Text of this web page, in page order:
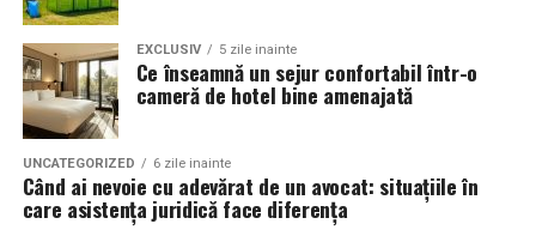
Pe lângă accesul gratuit la sălile de curs și atelierele de
practică, beneficiarii primesc pachete logistice și
alimentare săptămânale. Această abordare asigură
condițiile necesare pentru ca fiecare participant să se
concentreze exclusiv pe învățare și pe dezvoltarea
propriilor competențe.
Sambata si duminica: incepand cu ora 14:00
Pentru o experienta cat mai relaxata, organizatorii
recomanda sosirea cat mai devreme, in special in prima
zi de festival.
Accesul participantilor este permis pana la ora 23:30 in
fiecare dintre cele trei zile.
EXCLUSIV 5 zile inainte
Ce înseamnă un sejur confortabil într-o
cameră de hotel bine amenajată
UNCATEGORIZED 6 zile inainte
Când ai nevoie cu adevărat de un avocat: situațiile în
care asistența juridică face diferența